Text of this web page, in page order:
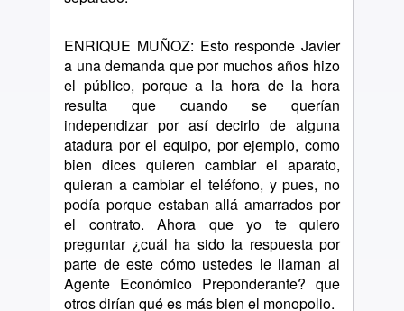
ENRIQUE MUÑOZ: Esto responde Javier
a una demanda que por muchos años hizo
el público, porque a la hora de la hora
resulta que cuando se querían
independizar por así decirlo de alguna
atadura por el equipo, por ejemplo, como
bien dices quieren cambiar el aparato,
quieran a cambiar el teléfono, y pues, no
podía porque estaban allá amarrados por
el contrato. Ahora que yo te quiero
preguntar ¿cuál ha sido la respuesta por
parte de este cómo ustedes le llaman al
Agente Económico Preponderante? que
otros dirían qué es más bien el monopolio.